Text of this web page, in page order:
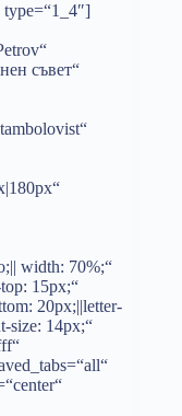
съвет“
width: 70%;“
15px;“
20px;||letter-
size: 14px;“